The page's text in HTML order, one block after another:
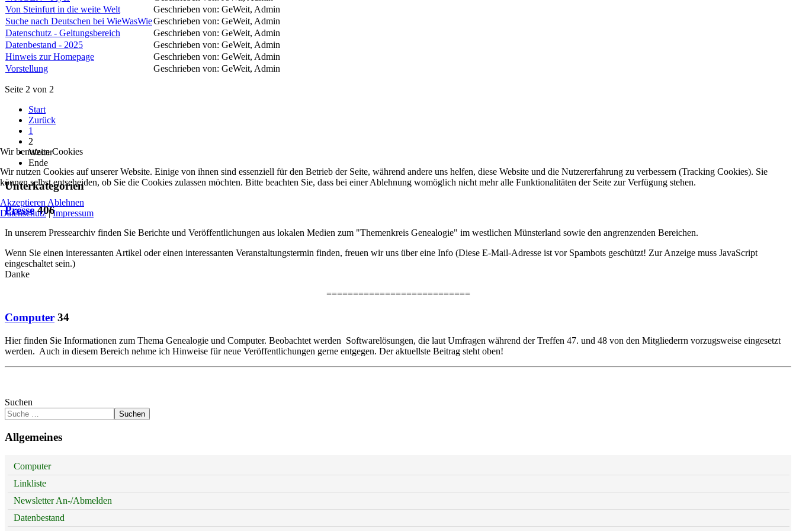
Von Steinfurt in die weite Welt
Geschrieben von: GeWeit, Admin
Suche nach Deutschen bei WieWasWieGeschrieben von: GeWeit, Admin
Datenschutz - Geltungsbereich
Geschrieben von: GeWeit, Admin
Datenbestand - 2025
Geschrieben von: GeWeit, Admin
Hinweis zur Homepage
Geschrieben von: GeWeit, Admin
Vorstellung
Geschrieben von: GeWeit, Admin
Seite 2 von 2
Start
Zurück
1
2
Weiter
Ende
Unterkategorien
Presse 406
In unserem Pressearchiv finden Sie Berichte und Veröffentlichungen aus lokalen Medien zum "Themenkreis Genealogie" im westlichen Münsterland sowie den angrenzenden Bereichen.
Wenn Sie einen interessanten Artikel oder einen interessanten Veranstaltungstermin finden, freuen wir uns über eine Info (Diese E-Mail-Adresse ist vor Spambots geschützt! Zur Anzeige muss JavaScript
eingeschaltet sein.)
Danke
===========================
Computer 34
Hier finden Sie Informationen zum Thema Genealogie und Computer. Beobachtet werden Softwarelösungen, die laut Umfragen während der Treffen 47. und 48 von den Mitgliederrn vorzugsweise eingesetzt
werden. Auch in diesem Bereich nehme ich Hinweise für neue Veröffentlichungen gerne entgegen. Der aktuellste Beitrag steht oben!
Suchen
Suchen
Allgemeines
Computer
Linkliste
Newsletter An-/Abmelden
Datenbestand
Wir benutzen Cookies
Wir nutzen Cookies auf unserer Website. Einige von ihnen sind essenziell für den Betrieb der Seite, während andere uns helfen, diese Website und die Nutzererfahrung zu verbessern (Tracking Cookies). Sie
können selbst entscheiden, ob Sie die Cookies zulassen möchten. Bitte beachten Sie, dass bei einer Ablehnung womöglich nicht mehr alle Funktionalitäten der Seite zur Verfügung stehen.
Akzeptieren Ablehnen
Datenschutz|Impressum